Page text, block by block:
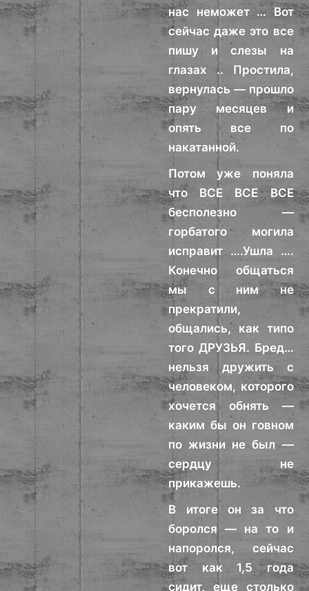
нас неможет … Вот
сейчас даже это все
пишу и слезы на
глазах .. Простила,
вернулась — прошло
пару месяцев и
опять все по
накатанной.
Потом уже поняла
что ВСЕ ВСЕ ВСЕ
бесполезно —
горбатого могила
исправит ….Ушла ….
Конечно общаться
мы с ним не
прекратили,
общались, как типо
того ДРУЗЬЯ. Бред…
нельзя дружить с
человеком, которого
хочется обнять —
каким бы он говном
по жизни не был —
сердцу не
прикажешь.
В итоге он за что
боролся — на то и
напоролся, сейчас
вот как 1,5 года
сидит, еще столько